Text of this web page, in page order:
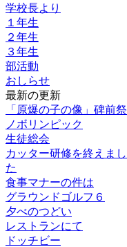
学校長より
１年生
２年生
３年生
部活動
おしらせ
最新の更新
「原爆の子の像」碑前祭
ノボリンピック
生徒総会
カッター研修を終えまし
た
食事マナーの件は
グラウンドゴルフ６
夕べのつどい
レストランにて
ドッチビー